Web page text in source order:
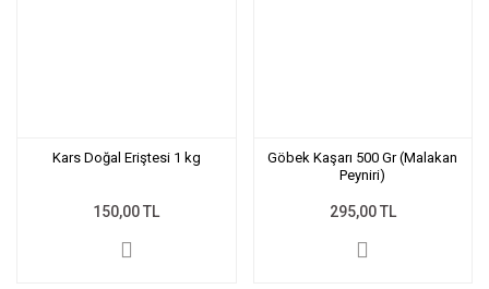
Kars Doğal Eriştesi 1 kg
150,00 TL
Göbek Kaşarı 500 Gr (Malakan
Peyniri)
295,00 TL